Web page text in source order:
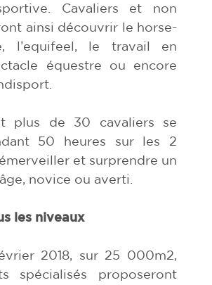
Cavaliers et non
ainsi découvrir le horse-
l’equifeel, le travail en
équestre ou encore
plus de 30 cavaliers se
50 heures sur les 2
et surprendre un
novice ou averti.
les niveaux
2018, sur 25 000m2,
spécialisés proposeront